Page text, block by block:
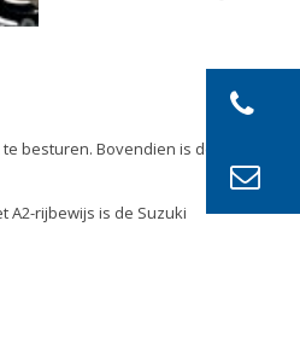
besturen. Bovendien is de
A2-rijbewijs is de Suzuki